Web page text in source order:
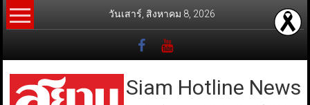
Skip
to
วันเสาร์, สิงหาคม 8, 2026
Siam Hotline News